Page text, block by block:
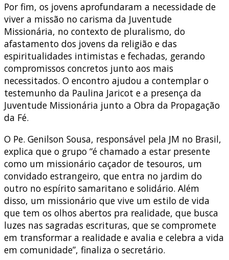
Por fim, os jovens aprofundaram a necessidade de
viver a missão no carisma da Juventude
Missionária, no contexto de pluralismo, do
afastamento dos jovens da religião e das
espiritualidades intimistas e fechadas, gerando
compromissos concretos junto aos mais
necessitados. O encontro ajudou a contemplar o
testemunho da Paulina Jaricot e a presença da
Juventude Missionária junto a Obra da Propagação
da Fé.
O Pe. Genilson Sousa, responsável pela JM no Brasil,
explica que o grupo “é chamado a estar presente
como um missionário caçador de tesouros, um
convidado estrangeiro, que entra no jardim do
outro no espírito samaritano e solidário. Além
disso, um missionário que vive um estilo de vida
que tem os olhos abertos pra realidade, que busca
luzes nas sagradas escrituras, que se compromete
em transformar a realidade e avalia e celebra a vida
em comunidade”, finaliza o secretário.